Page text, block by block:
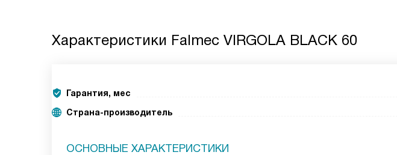
Характеристики Falmec VIRGOLA BLACK 60
Гарантия, мес
Страна-производитель
ОСНОВНЫЕ ХАРАКТЕРИСТИКИ